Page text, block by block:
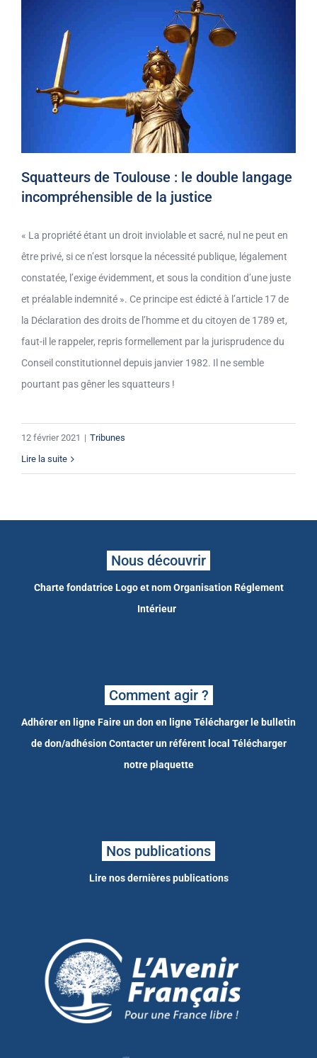
Squatteurs de Toulouse : le double langage
incompréhensible de la justice
« La propriété étant un droit inviolable et sacré, nul ne peut en
être privé, si ce n’est lorsque la nécessité publique, légalement
constatée, l’exige évidemment, et sous la condition d’une juste
et préalable indemnité ». Ce principe est édicté à l’article 17 de
la Déclaration des droits de l’homme et du citoyen de 1789 et,
faut-il le rappeler, repris formellement par la jurisprudence du
Conseil constitutionnel depuis janvier 1982. Il ne semble
pourtant pas gêner les squatteurs !
12 février 2021 | Tribunes
Lire la suite
Nous découvrir
Charte fondatrice Logo et nom Organisation Réglement
Intérieur
Comment agir ?
Adhérer en ligneFaire un don en ligneTélécharger le bulletin
de don/adhésion Contacter un référent local Télécharger
notre plaquette
Nos publications
Lire nos dernières publications